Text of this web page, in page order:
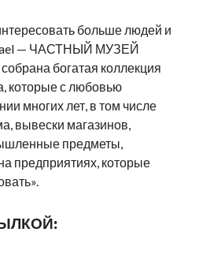
больше людей и
— ЧАСТНЫЙ МУЗЕЙ
богатая коллекция
которые с любовью
многих лет, в том числе
вывески магазинов,
предметы,
предприятиях, которые